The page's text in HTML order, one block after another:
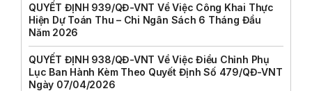
QUYẾT ĐỊNH 939/QĐ-VNT Về Việc Công Khai Thực
Hiện Dự Toán Thu – Chi Ngân Sách 6 Tháng Đầu
Năm 2026
QUYẾT ĐỊNH 938/QĐ-VNT Về Việc Điều Chỉnh Phụ
Lục Ban Hành Kèm Theo Quyết Định Số 479/QĐ-VNT
Ngày 07/04/2026